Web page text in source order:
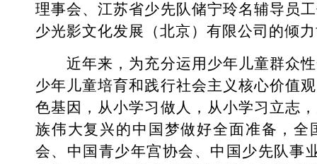
理事会、江苏省少先队储宁玲名辅导员
少光影文化发展（北京）有限公司的倾
近年来，为充分运用少年儿童群众性
少年儿童培育和践行社会主义核心价值
色基因，从小学习做人，从小学习立志
族伟大复兴的中国梦做好全面准备，
会、中国青少年宫协会、中国少先队事